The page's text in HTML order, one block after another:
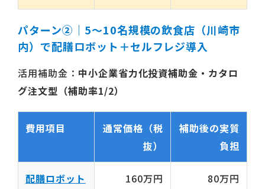
パターン②｜5〜10名規模の飲食店（川崎市
内）で配膳ロボット＋セルフレジ導入
活用補助金： 中小企業省力化投資補助金・カタロ
グ注文型（補助率1/2）
費用項目
通常価格（税
抜）
補助後の実質
負担
配膳ロボット 160万円 80万円